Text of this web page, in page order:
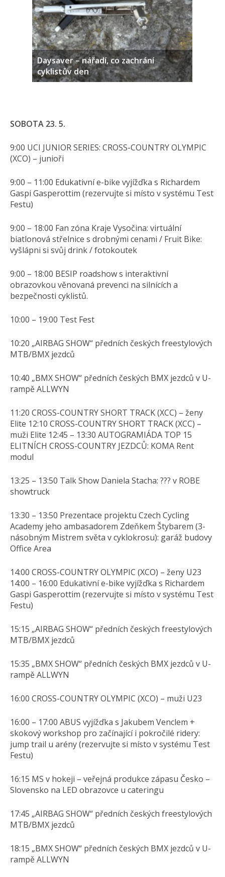
Daysaver – nářadí, co zachrání
cyklistův den
SOBOTA 23. 5.
9:00 UCI JUNIOR SERIES: CROSS-COUNTRY OLYMPIC
(XCO) – junioři
9:00 – 11:00 Edukativní e-bike vyjížďka s Richardem
Gaspi Gasperottim (rezervujte si místo v systému Test
Festu)
9:00 – 18:00 Fan zóna Kraje Vysočina: virtuální
biatlonová střelnice s drobnými cenami / Fruit Bike:
vyšlápni si svůj drink / fotokoutek
9:00 – 18:00 BESIP roadshow s interaktivní
obrazovkou věnovaná prevenci na silnících a
bezpečnosti cyklistů.
10:00 – 19:00 Test Fest
10:20 „AIRBAG SHOW“ předních českých freestylových
MTB/BMX jezdců
10:40 „BMX SHOW“ předních českých BMX jezdců v U-
rampě ALLWYN
11:20 CROSS-COUNTRY SHORT TRACK (XCC) – ženy
Elite 12:10 CROSS-COUNTRY SHORT TRACK (XCC) –
muži Elite 12:45 – 13:30 AUTOGRAMIÁDA TOP 15
ELITNÍCH CROSS-COUNTRY JEZDCŮ: KOMA Rent
modul
13:25 – 13:50 Talk Show Daniela Stacha: ??? v ROBE
showtruck
13:30 – 13:50 Prezentace projektu Czech Cycling
Academy jeho ambasadorem Zdeňkem Štybarem (3-
násobným Mistrem světa v cyklokrosu): garáž budovy
Office Area
14:00 CROSS-COUNTRY OLYMPIC (XCO) – ženy U23
14:00 – 16:00 Edukativní e-bike vyjížďka s Richardem
Gaspi Gasperottim (rezervujte si místo v systému Test
Festu)
15:15 „AIRBAG SHOW“ předních českých freestylových
MTB/BMX jezdců
15:35 „BMX SHOW“ předních českých BMX jezdců v U-
rampě ALLWYN
16:00 CROSS-COUNTRY OLYMPIC (XCO) – muži U23
​16:00 – 17:00 ABUS vyjížďka s Jakubem Venclem +
skokový workshop pro začínající i pokročilé ridery:
jump trail u arény (rezervujte si místo v systému Test
Festu)
16:15 MS v hokeji – veřejná produkce zápasu Česko –
Slovensko na LED obrazovce u cateringu
17:45 „AIRBAG SHOW“ předních českých freestylových
MTB/BMX jezdců
18:15 „BMX SHOW“ předních českých BMX jezdců v U-
rampě ALLWYN